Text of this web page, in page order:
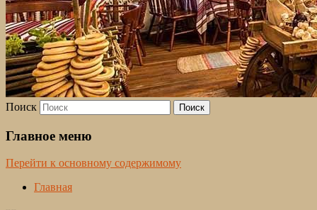
Поиск
Главное меню
Перейти к основному содержимому
Главная